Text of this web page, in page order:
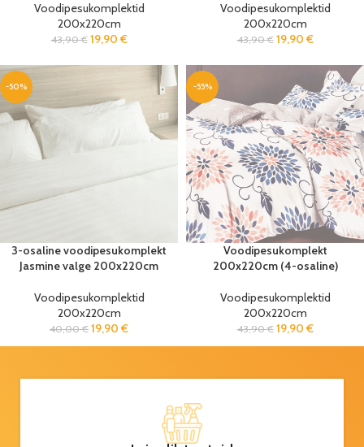
Voodipesukomplektid
200x220cm
43,90€ 19,90 €
Voodipesukomplektid
200x220cm
43,90€ 19,90 €
-50%
3-osaline voodipesukomplekt
Jasmine valge 200x220cm
Voodipesukomplektid
200x220cm
40,00€ 19,90 €
-55%
Voodipesukomplekt
200x220cm (4-osaline)
Voodipesukomplektid
200x220cm
43,90€ 19,90 €